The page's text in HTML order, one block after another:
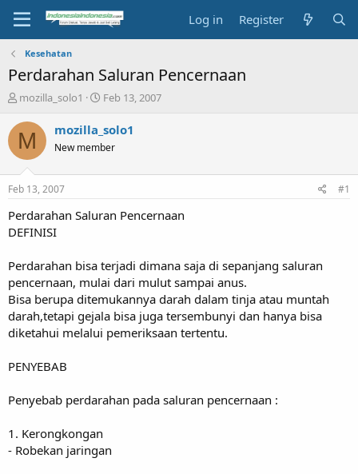
Log in Register
Kesehatan
Perdarahan Saluran Pencernaan
T
r
e
a
s
t
a
r
t
r
mozilla_solo1
S
a
r
t
e
Feb 13, 2007
M mozilla_solo1
New member
Feb 13, 2007 #1
Perdarahan Saluran Pencernaan
DEFINISI
Perdarahan bisa terjadi dimana saja di sepanjang saluran
pencernaan, mulai dari mulut sampai anus.
Bisa berupa ditemukannya darah dalam tinja atau muntah
darah,tetapi gejala bisa juga tersembunyi dan hanya bisa
diketahui melalui pemeriksaan tertentu.
PENYEBAB
Penyebab perdarahan pada saluran pencernaan :
1. Kerongkongan
- Robekan jaringan